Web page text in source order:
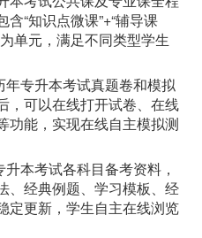
“知识点微课”+“辅导课
单元，满足不同类型学生
专升本考试真题卷和模拟
，可以在线打开试卷、在线
功能，实现在线自主模拟测
本考试各科目备考资料，
、经典例题、学习模板、经
定更新，学生自主在线浏览